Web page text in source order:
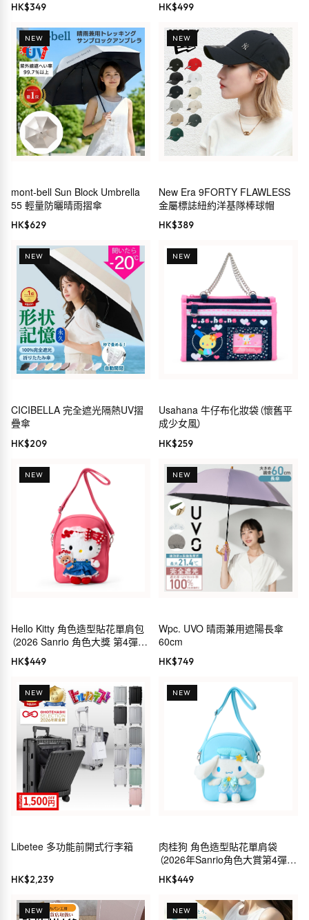
HK$349 HK$499
NEW
mont-bell Sun Block Umbrella
55 輕量防曬晴雨摺傘
HK$629
NEW
New Era 9FORTY FLAWLESS
金屬標誌紐約洋基隊棒球帽
HK$389
NEW
CICIBELLA 完全遮光隔熱UV摺
疊傘
HK$209
NEW
Usahana 牛仔布化妝袋（懷舊平
成少女風）
HK$259
NEW
Hello Kitty 角色造型貼花單肩包
（2026 Sanrio 角色大獎 第4彈
Sanrio 穿搭系列）
HK$449
NEW
Wpc. UVO 晴雨兼用遮陽長傘
60cm
HK$749
NEW
Libetee 多功能前開式行李箱
HK$2,239
NEW
肉桂狗 角色造型貼花單肩袋
（2026年Sanrio角色大賞第4彈
Sanrio穿搭系列）
HK$449
NEW NEW